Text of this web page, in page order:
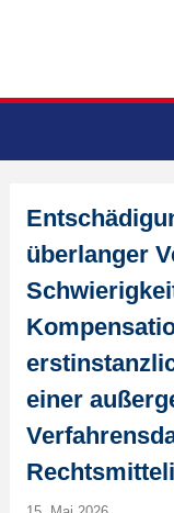
überlanger
einer